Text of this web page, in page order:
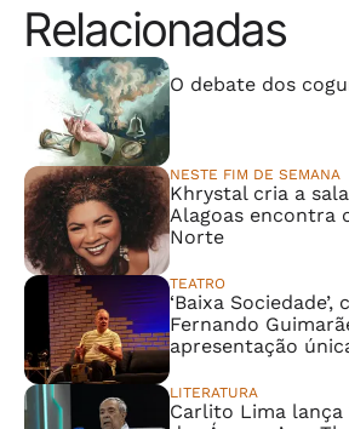
Relacionadas
O debate dos
NESTE FIM DE SEMANA
Khrystal cria a
Alagoas encontra
Norte
TEATRO
‘Baixa Sociedade’,
Fernando
apresentação
LITERATURA
Carlito Lima lança